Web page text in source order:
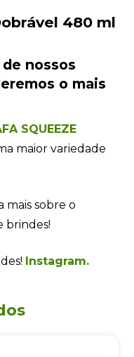
480 ml
nossos
o mais
SQUEEZE
maior variedade
mais sobre o
brindes!
Instagram.